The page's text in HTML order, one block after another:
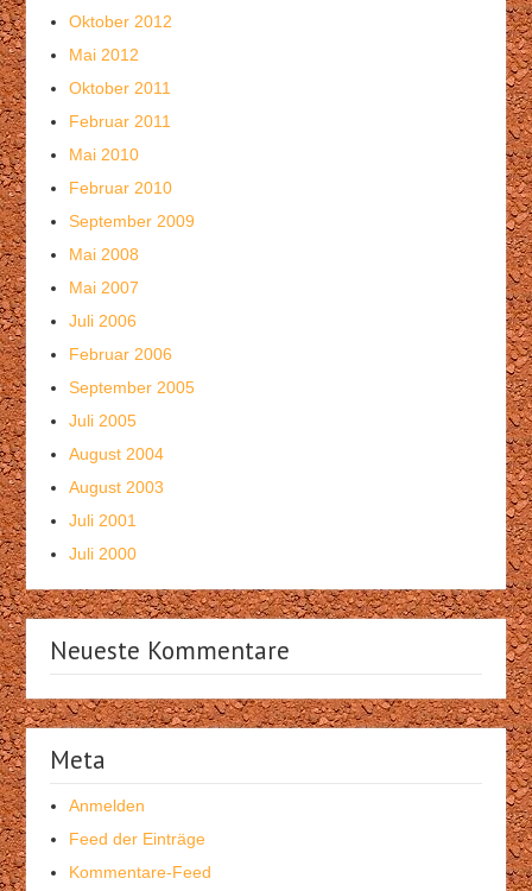
Oktober 2012
Mai 2012
Oktober 2011
Februar 2011
Mai 2010
Februar 2010
September 2009
Mai 2008
Mai 2007
Juli 2006
Februar 2006
September 2005
Juli 2005
August 2004
August 2003
Juli 2001
Juli 2000
Neueste Kommentare
Meta
Anmelden
Feed der Einträge
Kommentare-Feed